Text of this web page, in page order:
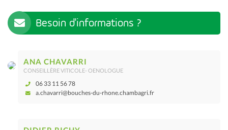
Besoin d'informations ?
ANA CHAVARRI
CONSEILLÈRE VITICOLE- OENOLOGUE
06 33 11 56 78
a.chavarri@bouches-du-rhone.chambagri.fr